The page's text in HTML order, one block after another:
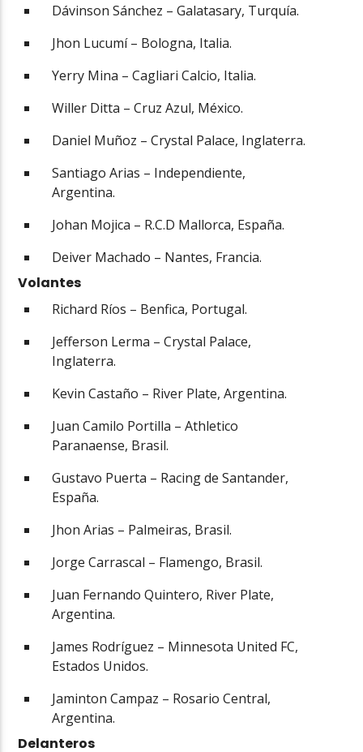
Dávinson Sánchez – Galatasary, Turquía.
Jhon Lucumí – Bologna, Italia.
Yerry Mina – Cagliari Calcio, Italia.
Willer Ditta – Cruz Azul, México.
Daniel Muñoz – Crystal Palace, Inglaterra.
Santiago Arias – Independiente,
Argentina.
Johan Mojica – R.C.D Mallorca, España.
Deiver Machado – Nantes, Francia.
Volantes
Richard Ríos – Benfica, Portugal.
Jefferson Lerma – Crystal Palace,
Inglaterra.
Kevin Castaño – River Plate, Argentina.
Juan Camilo Portilla – Athletico
Paranaense, Brasil.
Gustavo Puerta – Racing de Santander,
España.
Jhon Arias – Palmeiras, Brasil.
Jorge Carrascal – Flamengo, Brasil.
Juan Fernando Quintero, River Plate,
Argentina.
James Rodríguez – Minnesota United FC,
Estados Unidos.
Jaminton Campaz – Rosario Central,
Argentina.
Delanteros